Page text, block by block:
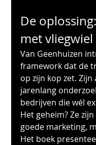
De
met
Van Geenhuizen
framework dat de
op zijn kop zet.
jarenlang
bedrijven die wél
Het geheim? Ze
goede marketing,
Het boek